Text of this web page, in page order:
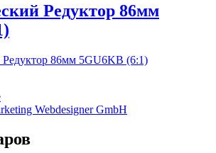
Редуктор 86мм
Webdesigner GmbH